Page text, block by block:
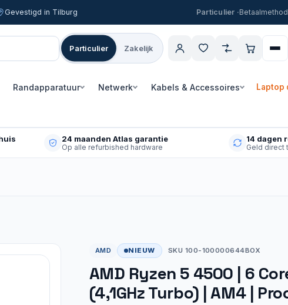
Gevestigd in Tilburg
Particulier Zakelijk
Randapparatuur Netwerk Kabels & Accessoires Laptop
24 maanden Atlas garantie
Op alle refurbished hardware
14 dagen
Geld direct
AMD NIEUW SKU 100-100000644BOX
AMD Ryzen 5 4500 | 6
(4,1GHz Turbo) | AM4 |